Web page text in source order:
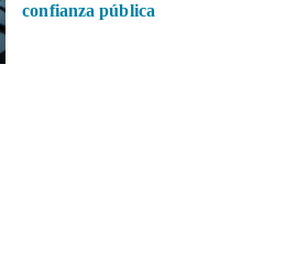
confianza pública